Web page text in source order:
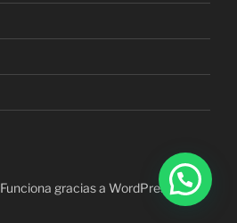
Funciona gracias a WordPress